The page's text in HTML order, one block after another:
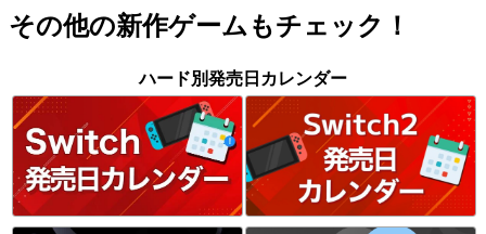
その他の新作ゲームもチェック！
ハード別発売日カレンダー